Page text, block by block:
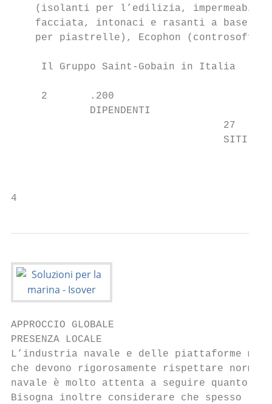
(isolanti per l’edilizia,
facciata, intonaci e rasanti a base
per piastrelle), Ecophon
     Il Gruppo Saint-Gobain in Italia
     2       .200
             DIPENDENTI
                                   27
SITI
4
APPROCCIO GLOBALE
PRESENZA LOCALE
L’industria navale e delle piattaforme
che devono rigorosamente rispettare
navale è molto attenta a seguire quanto
Bisogna inoltre considerare che spesso